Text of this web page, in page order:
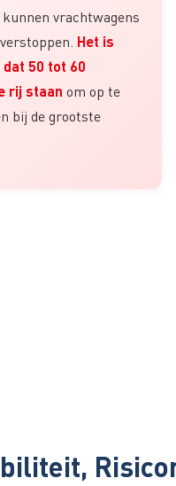
vrachtwagens
Het is
50 tot 60
rij staan om op te
bij de grootste